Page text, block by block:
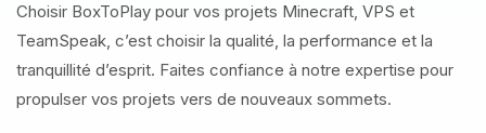
Choisir BoxToPlay pour vos projets Minecraft, VPS et
TeamSpeak, c’est choisir la qualité, la performance et la
tranquillité d’esprit. Faites confiance à notre expertise pour
propulser vos projets vers de nouveaux sommets.